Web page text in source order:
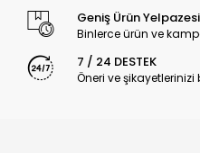
Geniş Ürün Yelpazesi
Binlerce ürün ve
7 / 24 DESTEK
Öneri ve şikayetlerinizi